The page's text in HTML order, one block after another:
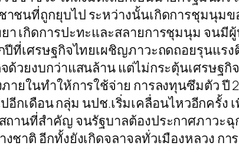
นที่ถูกยุบไป ระหว่างนั้นเกิดการชุมนุมข
เกิดการปะทะและสลายการชุมนุม จนมี
ที่เศรษฐกิจไทยเผชิญภาวะถดถอยรุนแรง
วยงบกว่าแสนล้าน แต่ไม่กระตุ้นเศรษฐ
ายในทำให้การใช้จ่าย การลงทุนซึมตัว
กเดือน กลุ่ม นปช.เริ่มเคลื่อนไหวอีกครั้ง
านที่สำคัญ จนรัฐบาลต้องประกาศภาวะ
าติ อีกทั้งยังเกิดจลาจลทั่วเมืองหลวง กา